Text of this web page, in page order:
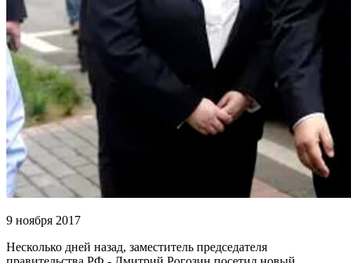
9 ноября 2017
Несколько дней назад, заместитель председателя